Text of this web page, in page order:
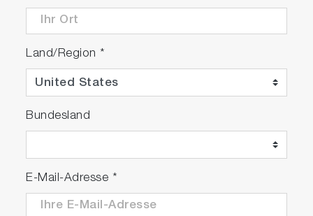
Land/Region *
Bundesland
E-Mail-Adresse *